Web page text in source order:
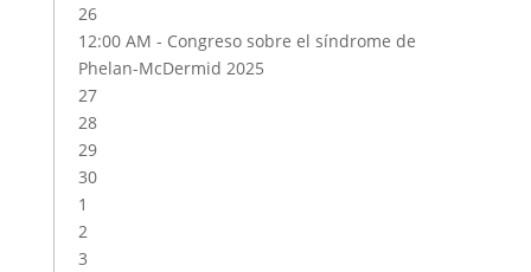
26
12:00 AM - Congreso sobre el síndrome de
Phelan-McDermid 2025
27
28
29
30
1
2
3